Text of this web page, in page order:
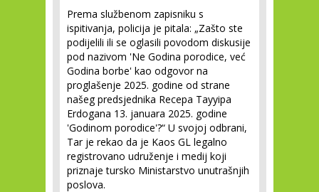
Prema službenom zapisniku s
ispitivanja, policija je pitala: „Zašto ste
podijelili ili se oglasili povodom diskusije
pod nazivom 'Ne Godina porodice, već
Godina borbe' kao odgovor na
proglašenje 2025. godine od strane
našeg predsjednika Recepa Tayyipa
Erdogana 13. januara 2025. godine
'Godinom porodice'?“ U svojoj odbrani,
Tar je rekao da je Kaos GL legalno
registrovano udruženje i medij koji
priznaje tursko Ministarstvo unutrašnjih
poslova.